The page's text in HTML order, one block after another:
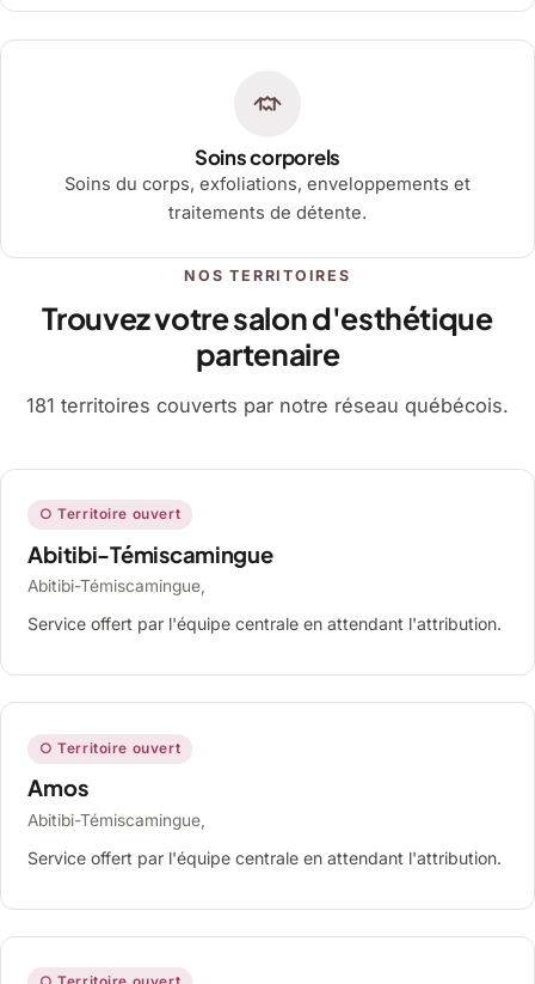
Soins corporels
Soins du corps, exfoliations, enveloppements et
traitements de détente.
NOS TERRITOIRES
Trouvez votre salon d'esthétique
partenaire
181 territoires couverts par notre réseau québécois.
○ Territoire ouvert
Abitibi-Témiscamingue
Abitibi-Témiscamingue,
Service offert par l'équipe centrale en attendant l'attribution.
○ Territoire ouvert
Amos
Abitibi-Témiscamingue,
Service offert par l'équipe centrale en attendant l'attribution.